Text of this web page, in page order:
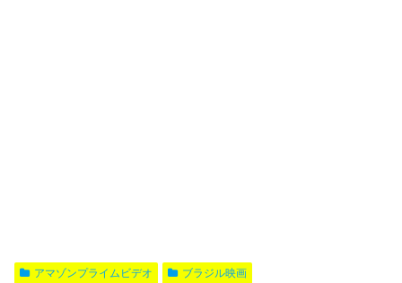
アマゾンプライムビデオ ブラジル映画